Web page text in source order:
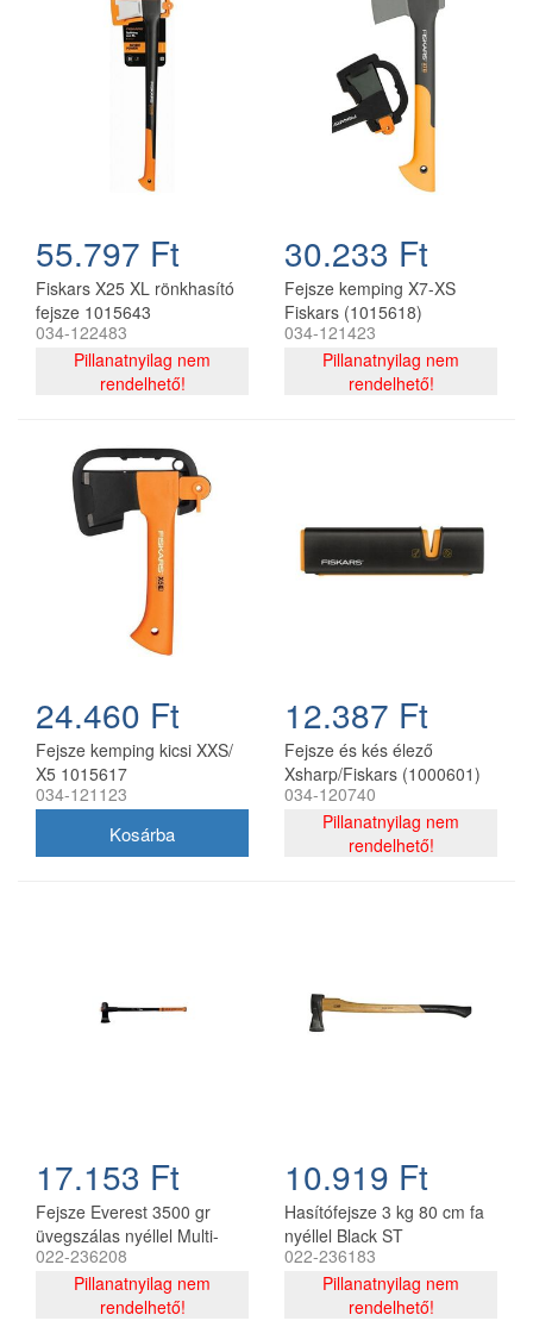
55.797 Ft
Fiskars X25 XL rönkhasító
fejsze 1015643
034-122483
Pillanatnyilag nem
rendelhető!
30.233 Ft
Fejsze kemping X7-XS
Fiskars (1015618)
034-121423
Pillanatnyilag nem
rendelhető!
24.460 Ft
Fejsze kemping kicsi XXS/
X5 1015617
034-121123
12.387 Ft
Fejsze és kés élező
Xsharp/Fiskars (1000601)
034-120740
Pillanatnyilag nem
rendelhető!
17.153 Ft
Fejsze Everest 3500 gr
üvegszálas nyéllel Multi-
Neck
022-236208
Pillanatnyilag nem
rendelhető!
10.919 Ft
Hasítófejsze 3 kg 80 cm fa
nyéllel Black ST
022-236183
Pillanatnyilag nem
rendelhető!